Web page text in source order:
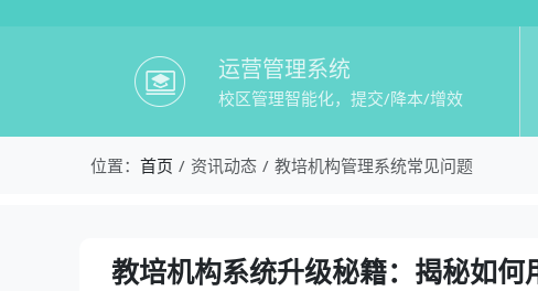
运营管理系统
校区管理智能化，提交/降本/增效
校盈易-教培机构管理系统常见问题-教培机
位置： 首页 资讯动态 教培机构管理系统常见问题
资讯详情：教培机构系统升级秘籍：揭秘如何
教培机构系统升级秘籍：揭秘如何